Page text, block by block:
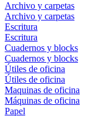
Archivo y carpetas
Archivo y carpetas
Escritura
Escritura
Cuadernos y blocks
Cuadernos y blocks
Útiles de oficina
Útiles de oficina
Maquinas de oficina
Máquinas de oficina
Papel